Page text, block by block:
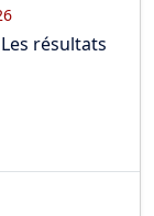
résultats